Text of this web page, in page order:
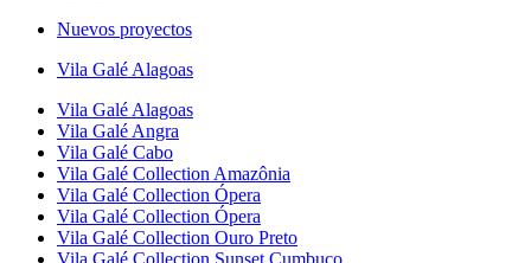
Nuevos proyectos
Vila Galé Alagoas
Vila Galé Alagoas
Vila Galé Angra
Vila Galé Cabo
Vila Galé Collection Amazônia
Vila Galé Collection Ópera
Vila Galé Collection Ópera
Vila Galé Collection Ouro Preto
Vila Galé Collection Sunset Cumbuco